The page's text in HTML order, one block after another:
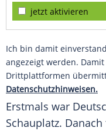
jetzt aktivieren
Ich bin damit
angezeigt werden.
Drittplattformen
Datenschutzhinweisen.
Erstmals war
Schauplatz.